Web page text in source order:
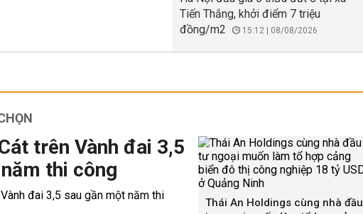
Tiến Thắng, khởi điểm 7 triệu
đồng/m2
15:12 | 08/08/2026
trên Vành đai 3,5
thi công
Thái An Holdings cùng nhà đầu